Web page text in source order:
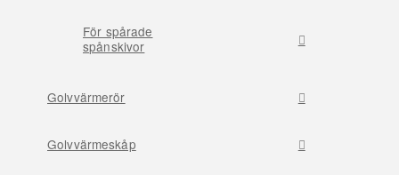
För spårade
spånskivor
Golvvärmerör
Golvvärmeskåp